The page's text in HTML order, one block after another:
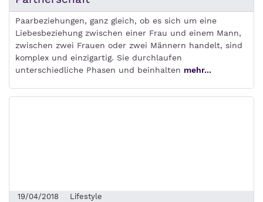
Paarbeziehungen, ganz gleich, ob es sich um eine
Liebesbeziehung zwischen einer Frau und einem Mann,
zwischen zwei Frauen oder zwei Männern handelt, sind
komplex und einzigartig. Sie durchlaufen
unterschiedliche Phasen und beinhalten mehr...
19/04/2018 Lifestyle